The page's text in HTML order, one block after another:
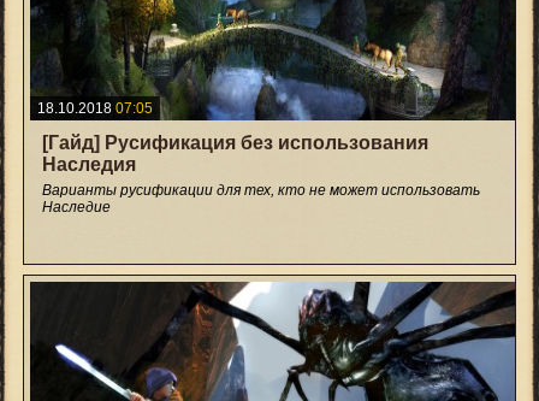
18.10.2018 07:05
[Гайд] Русификация без использования
Наследия
Варианты русификации для тех, кто не может использовать
Наследие